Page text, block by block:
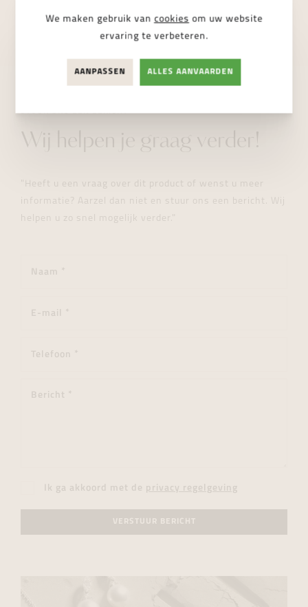
BESCHIKBAAR
STUUR ONS EEN BERICHT
Wij helpen je graag verder!
"Heeft u een vraag over dit product of wenst u meer
informatie? Aarzel dan niet en stuur ons een bericht. Wij
helpen u zo snel mogelijk verder."
Ik ga akkoord met de privacy regelgeving
VERSTUUR BERICHT
We maken gebruik van cookies om uw website
ervaring te verbeteren.
AANPASSEN ALLES AANVAARDEN